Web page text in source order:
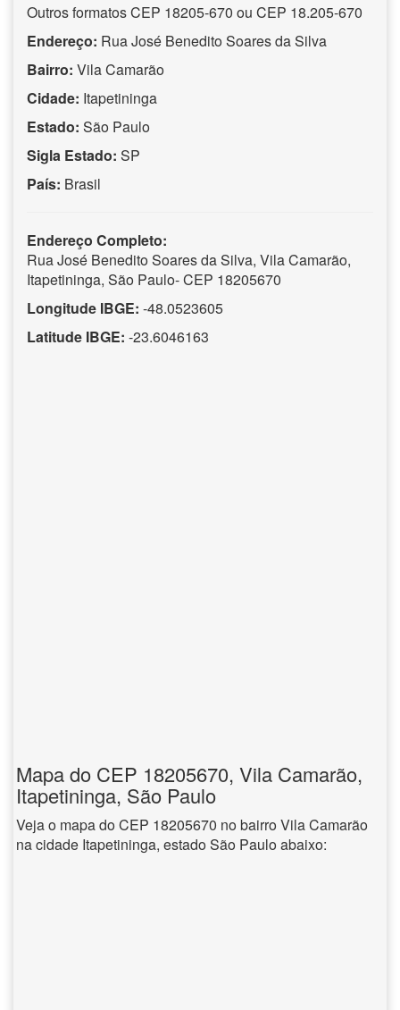
Outros formatos CEP 18205-670 ou CEP 18.205-670
Endereço: Rua José Benedito Soares da Silva
Bairro: Vila Camarão
Cidade: Itapetininga
Estado: São Paulo
Sigla Estado: SP
País: Brasil
Endereço Completo:
Rua José Benedito Soares da Silva, Vila Camarão,
Itapetininga, São Paulo- CEP 18205670
Longitude IBGE: -48.0523605
Latitude IBGE: -23.6046163
Mapa do CEP 18205670, Vila Camarão,
Itapetininga, São Paulo
Veja o mapa do CEP 18205670 no bairro Vila Camarão
na cidade Itapetininga, estado São Paulo abaixo: